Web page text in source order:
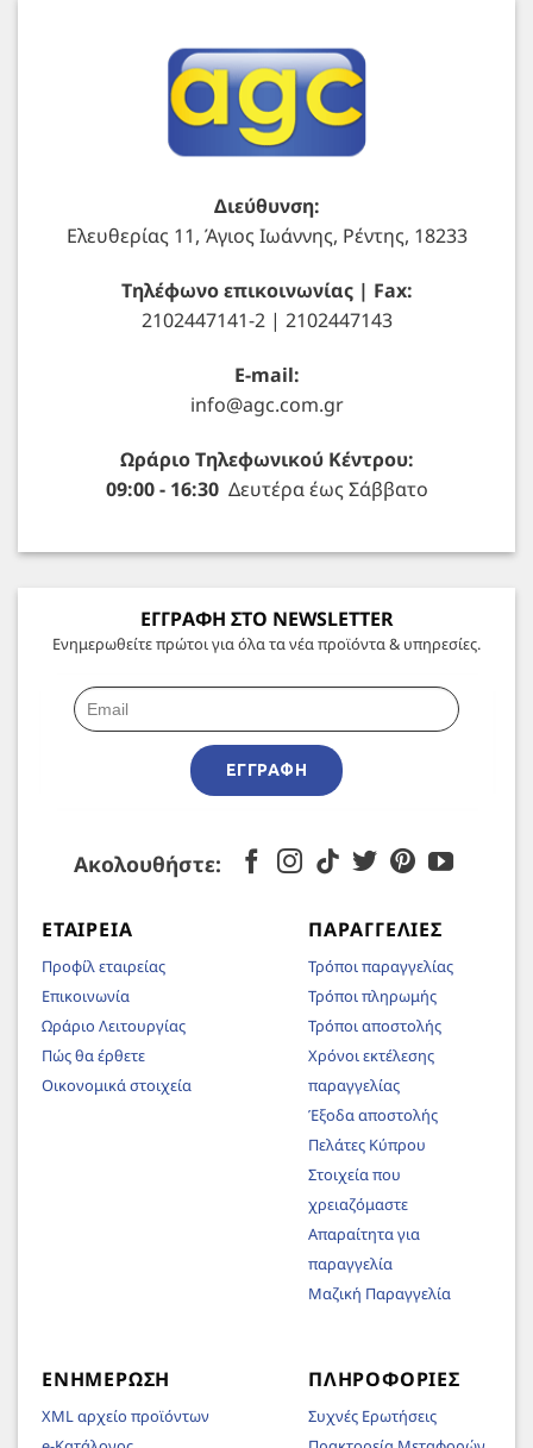
Διεύθυνση:
Ελευθερίας 11, Άγιος Ιωάννης, Ρέντης, 18233
Τηλέφωνο επικοινωνίας | Fax:
2102447141-2 | 2102447143
E-mail:
info@agc.com.gr
Ωράριο Τηλεφωνικού Κέντρου:
09:00 - 16:30Δευτέρα έως Σάββατο
ΕΓΓΡΑΦΗ ΣΤΟ NEWSLETTER
Ενημερωθείτε πρώτοι για όλα τα νέα προϊόντα & υπηρεσίες.
ΕΓΓΡΑΦΉ
Ακολουθήστε:
ΕΤΑΙΡΕΊΑ
Προφίλ εταιρείας
Επικοινωνία
Ωράριο Λειτουργίας
Πώς θα έρθετε
Οικονομικά στοιχεία
ΠΑΡΑΓΓΕΛΊΕΣ
Τρόποι παραγγελίας
Τρόποι πληρωμής
Τρόποι αποστολής
Χρόνοι εκτέλεσης
παραγγελίας
Έξοδα αποστολής
Πελάτες Κύπρου
Στοιχεία που
χρειαζόμαστε
Απαραίτητα για
παραγγελία
Μαζική Παραγγελία
ΕΝΗΜΈΡΩΣΗ
XML αρχείο προϊόντων
ΠΛΗΡΟΦΟΡΊΕΣ
Συχνές Ερωτήσεις